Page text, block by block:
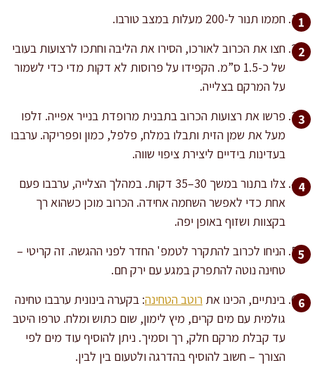
חממו תנור ל-200 מעלות במצב טורבו.
חצו את הכרוב לאורכו, הסירו את הליבה וחתכו לרצועות בעובי
של כ-1.5 ס”מ. הקפידו על פרוסות לא דקות מדי כדי לשמור
על המרקם בצלייה.
פרשו את רצועות הכרוב בתבנית מרופדת בנייר אפייה. זלפו
מעל את שמן הזית ותבלו במלח, פלפל, כמון ופפריקה. ערבבו
בעדינות בידיים ליצירת ציפוי שווה.
צלּו בתנור במשך 30–35 דקות. במהלך הצלייה, ערבבו פעם
אחת כדי לאפשר השחמה אחידה. הכרוב מוכן כשהוא רך
בקצוות ושזוף באופן יפה.
הניחו לכרוב להתקרר לטמפ' החדר לפני ההגשה. זה קריטי –
טחינה נוטה להתפרק במגע עם ירק חם.
בינתיים, הכינו את רוטב הטחינה: בקערה בינונית ערבבו טחינה
גולמית עם מים קרים, מיץ לימון, שום כתוש ומלח. טרפו היטב
עד קבלת מרקם חלק, רך וסמיך. ניתן להוסיף עוד מים לפי
הצורך – חשוב להוסיף בהדרגה ולטעום בין לבין.